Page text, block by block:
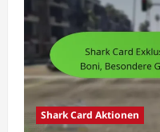
Shark Card Aktionen